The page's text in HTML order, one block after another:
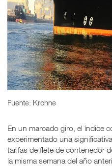
Fuente: Krohne
En un marcado giro, el índice
experimentado una
tarifas de flete de contenedor
la misma semana del año